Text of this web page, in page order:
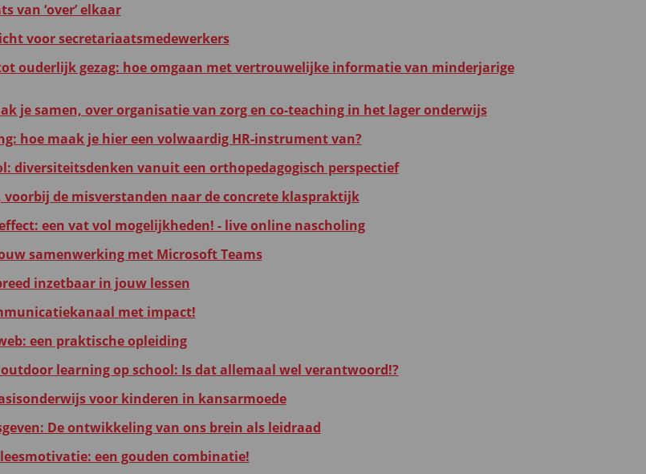
van ‘over’ elkaar
voor secretariaatsmedewerkers
ouderlijk gezag: hoe omgaan met vertrouwelijke informatie van minderjarige
je samen, over organisatie van zorg en co-teaching in het lager onderwijs
hoe maak je hier een volwaardig HR-instrument van?
diversiteitsdenken vanuit een orthopedagogisch perspectief
de misverstanden naar de concrete klaspraktijk
een vat vol mogelijkheden! - live online nascholing
samenwerking met Microsoft Teams
inzetbaar in jouw lessen
met impact!
een praktische opleiding
learning op school: Is dat allemaal wel verantwoord!?
voor kinderen in kansarmoede
De ontwikkeling van ons brein als leidraad
een gouden combinatie!